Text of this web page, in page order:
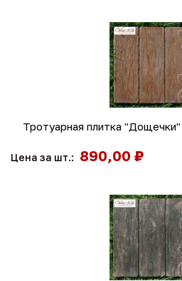
Тротуарная плитка
Цена за шт.: 890,00 ₽